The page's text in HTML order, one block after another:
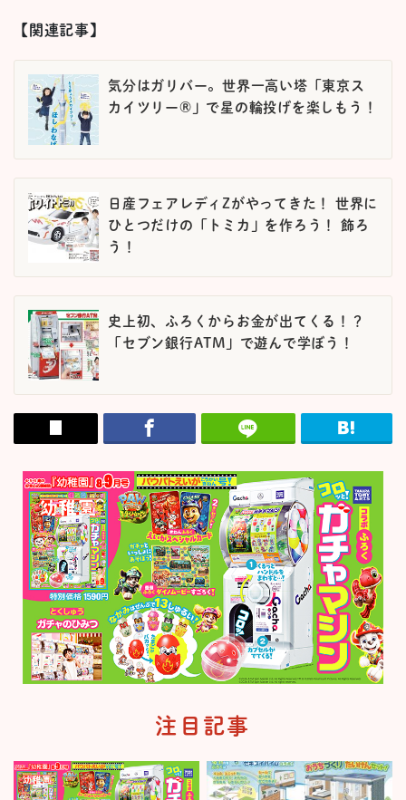
【関連記事】
気分はガリバー。世界一高い塔「東京ス
カイツリー®」で星の輪投げを楽しもう！
日産フェアレディZがやってきた！ 世界に
ひとつだけの「トミカ」を作ろう！ 飾ろ
う！
史上初、ふろくからお金が出てくる！？
「セブン銀行ATM」で遊んで学ぼう！
注目記事